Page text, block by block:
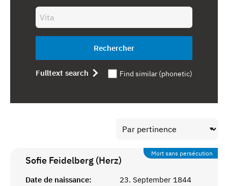
Rechercher
Fulltext search Find similar (phonetic)
Mort sans persécution
Sofie Feidelberg (Herz)
Date de naissance:
23. September 1844